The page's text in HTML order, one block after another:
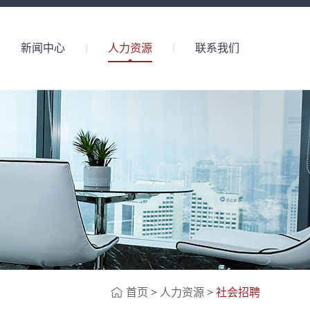
新闻中心 人力资源 联系我们
首页 > 人力资源 > 社会招聘